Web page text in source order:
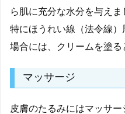
ら肌に充分な水分を与えま
特にほうれい線（法令線
場合には、クリームを塗る
マッサージ
皮膚のたるみにはマッサー